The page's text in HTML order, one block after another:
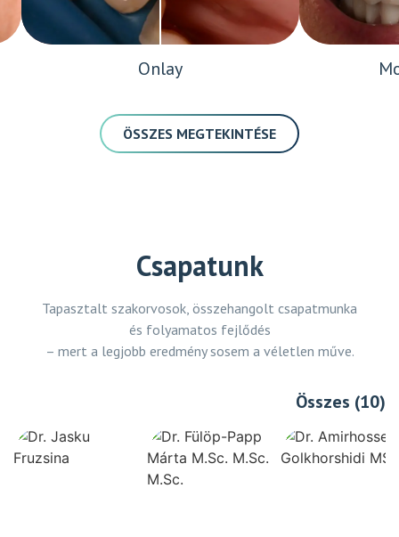
Onlay
ÖSSZES MEGTEKINTÉSE
Csapatunk
Tapasztalt szakorvosok, összehangolt csapatmunka
és folyamatos fejlődés
– mert a legjobb eredmény sosem a véletlen műve.
Összes (10)